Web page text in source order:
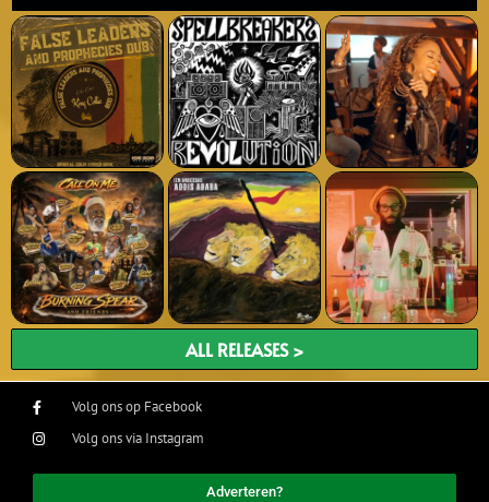
ALL RELEASES >
Volg ons op Facebook
Volg ons via Instagram
Adverteren?